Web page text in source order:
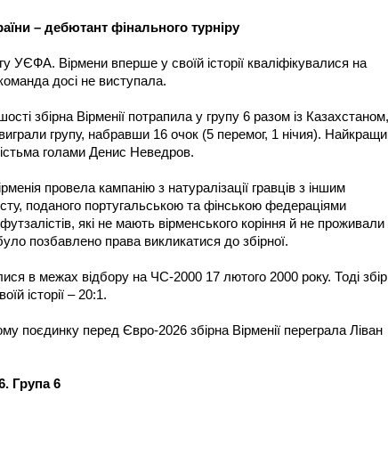
– дебютант фінального турніру
УЄФА. Вірмени вперше у своїй історії кваліфікувалися на
досі не виступала.
збірна Вірменії потрапила у групу 6 разом із Казахстаном,
групу, набравши 16 очок (5 перемог, 1 нічия).
голами Денис Неведров.
провела кампанію з натуралізації гравців з іншим
поданого португальською та фінською федераціями
які не мають вірменського коріння й не проживали
позбавлено права викликатися до збірної.
в межах відбору на ЧС-2000 17 лютого 2000 року. Тоді
історії – 20:1.
поєдинку перед Євро-2026 збірна Вірменії переграла Ліван
Група 6